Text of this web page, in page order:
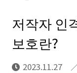
저작자 인
보호란?
2023.11.27